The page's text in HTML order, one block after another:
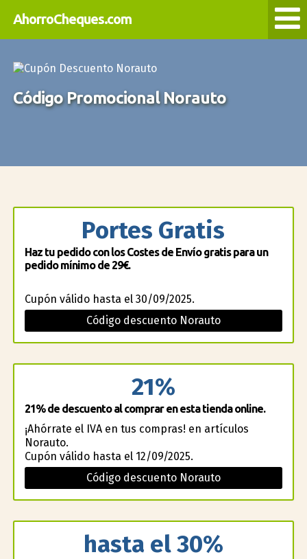
AhorroCheques.com
Código Promocional Norauto
Portes Gratis
Haz tu pedido con los Costes de Envío gratis para un
pedido mínimo de 29€.
Cupón válido hasta el 30/09/2025.
Código descuento Norauto
21%
21% de descuento al comprar en esta tienda online.
¡Ahórrate el IVA en tus compras! en artículos
Norauto.
Cupón válido hasta el 12/09/2025.
Código descuento Norauto
hasta el 30%